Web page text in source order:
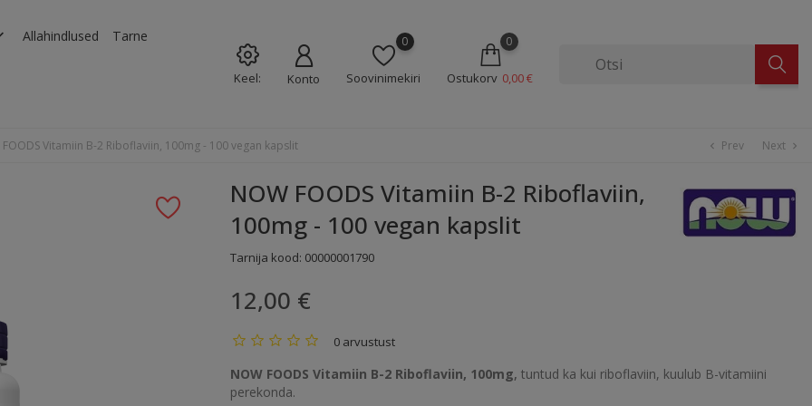
Allahindlused Tarne
Keel: Konto
0
Soovinimekiri
0
Ostukorv 0,00 €
FOODS Vitamiin B-2 Riboflaviin, 100mg - 100 vegan kapslit chevron_left Prev Next chevron_right
NOW FOODS Vitamiin B-2 Riboflaviin,
100mg - 100 vegan kapslit
Tarnija kood: 00000001790
12,00 €
0 arvustust
NOW FOODS Vitamiin B-2 Riboflaviin, 100mg, tuntud ka kui riboflaviin, kuulub B-vitamiini
perekonda.